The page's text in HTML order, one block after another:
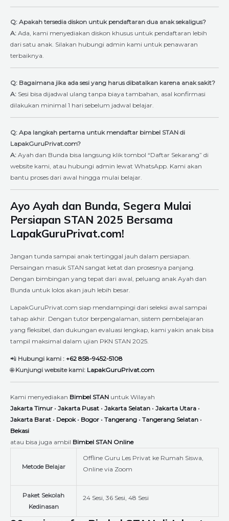
Q: Apakah tersedia diskon untuk pendaftaran dua anak sekaligus?
A: Ada, kami menyediakan diskon khusus untuk pendaftaran lebih
dari satu anak. Silakan hubungi admin kami untuk penawaran
terbaiknya.
Q: Bagaimana jika ada sesi yang harus dibatalkan karena anak sakit?
A: Sesi bisa dijadwal ulang tanpa biaya tambahan, asal konfirmasi
dilakukan minimal 1 hari sebelum jadwal belajar.
Q: Apa langkah pertama untuk mendaftar bimbel STAN di
LapakGuruPrivat.com?
A: Ayah dan Bunda bisa langsung klik tombol “Daftar Sekarang” di
website kami, atau hubungi admin lewat WhatsApp. Kami akan
bantu proses dari awal hingga mulai belajar.
Ayo Ayah dan Bunda, Segera Mulai
Persiapan STAN 2025 Bersama
LapakGuruPrivat.com!
Jangan tunda sampai anak tertinggal jauh dalam persiapan.
Persaingan masuk STAN sangat ketat dan prosesnya panjang.
Dengan bimbingan yang tepat dari awal, peluang anak Ayah dan
Bunda untuk lolos akan jauh lebih besar.
LapakGuruPrivat.com siap mendampingi dari seleksi awal sampai
tahap akhir. Dengan tutor berpengalaman, sistem pembelajaran
yang fleksibel, dan dukungan evaluasi lengkap, kami yakin anak bisa
tampil maksimal dalam ujian PKN STAN 2025.
📲 Hubungi kami : +62 858-9452-5108
🌐Kunjungi website kami: LapakGuruPrivat.com
Kami menyediakan Bimbel STAN untuk Wilayah
Jakarta Timur • Jakarta Pusat • Jakarta Selatan • Jakarta Utara •
Jakarta Barat • Depok • Bogor • Tangerang • Tangerang Selatan •
Bekasi
atau bisa juga ambil Bimbel STAN Online
Metode Belajar
Offline Guru Les Privat ke Rumah Siswa,
Online via Zoom
Paket Sekolah
Kedinasan
24 Sesi, 36 Sesi, 48 Sesi